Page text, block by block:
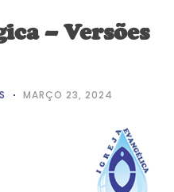
– Versões
MARÇO 23, 2024